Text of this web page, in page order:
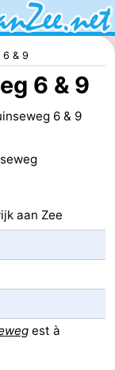
6 & 9
6 & 9
aan Zee
est à